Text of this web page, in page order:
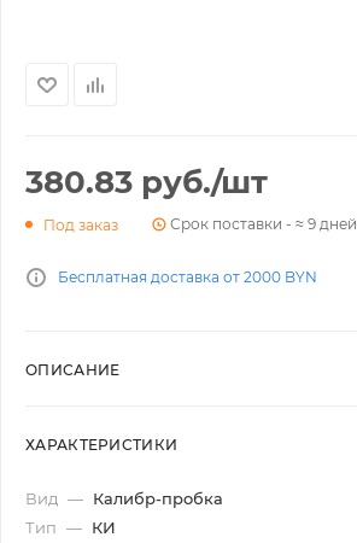
380.83 руб./шт
Под заказ Срок поставки - ≈ 9 дней
Бесплатная доставка от 2000 BYN
ОПИСАНИЕ
ХАРАКТЕРИСТИКИ
Вид — Калибр-пробка
Тип — КИ